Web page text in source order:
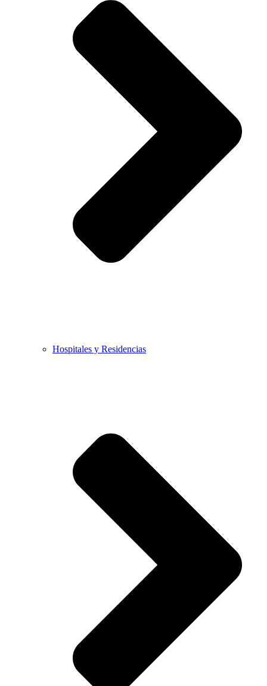
Hospitales y Residencias